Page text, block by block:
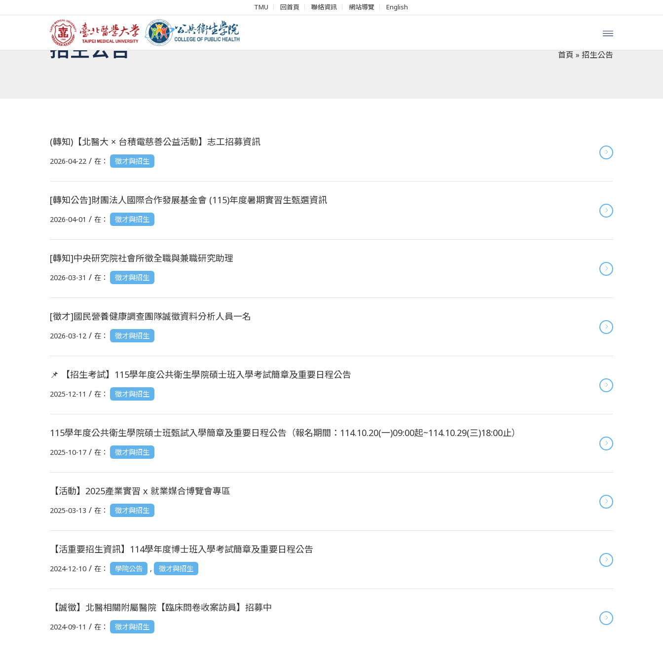
TMU 回首頁 聯絡資訊 網站導覽 English
招生公告 首頁 » 招生公告
(轉知)【北醫大 × 台積電慈善公益活動】志工招募資訊
2026-04-22 / 在： 徵才與招生
[轉知公告]財團法人國際合作發展基金會 (115)年度暑期實習生甄選資訊
2026-04-01 / 在： 徵才與招生
[轉知]中央研究院社會所徵全職與兼職研究助理
2026-03-31 / 在： 徵才與招生
[徵才]國民營養健康調查團隊誠徵資料分析人員一名
2026-03-12 / 在： 徵才與招生
📌 【招生考試】115學年度公共衛生學院碩士班入學考試簡章及重要日程公告
2025-12-11 / 在： 徵才與招生
115學年度公共衛生學院碩士班甄試入學簡章及重要日程公告（報名期間：114.10.20(一)09:00起~114.10.29(三)18:00止）
2025-10-17 / 在： 徵才與招生
【活動】2025產業實習 x 就業媒合博覽會專區
2025-03-13 / 在： 徵才與招生
【活重要招生資訊】114學年度博士班入學考試簡章及重要日程公告
2024-12-10 / 在： 學院公告 , 徵才與招生
【誠徵】北醫相關附屬醫院【臨床問卷收案訪員】招募中
2024-09-11 / 在： 徵才與招生